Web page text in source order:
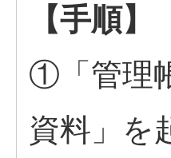
【手順】
①「管理
資料」を